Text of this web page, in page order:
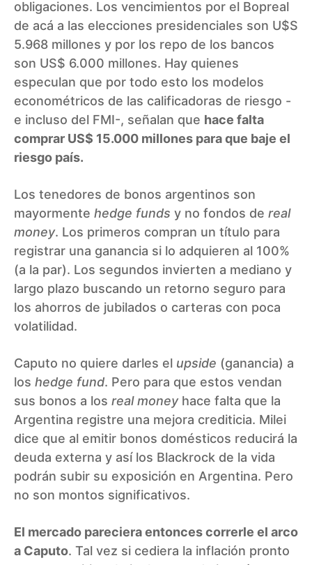
obligaciones. Los vencimientos por el Bopreal
de acá a las elecciones presidenciales son U$S
5.968 millones y por los repo de los bancos
son US$ 6.000 millones. Hay quienes
especulan que por todo esto los modelos
econométricos de las calificadoras de riesgo -
e incluso del FMI-, señalan que hace falta
comprar US$ 15.000 millones para que baje el
riesgo país.
Los tenedores de bonos argentinos son
mayormente hedge funds y no fondos de real
money. Los primeros compran un título para
registrar una ganancia si lo adquieren al 100%
(a la par). Los segundos invierten a mediano y
largo plazo buscando un retorno seguro para
los ahorros de jubilados o carteras con poca
volatilidad.
Caputo no quiere darles el upside (ganancia) a
los hedge fund. Pero para que estos vendan
sus bonos a los real moneyhace falta que la
Argentina registre una mejora crediticia. Milei
dice que al emitir bonos domésticos reducirá la
deuda externa y así los Blackrock de la vida
podrán subir su exposición en Argentina. Pero
no son montos significativos.
El mercado pareciera entonces correrle el arco
a Caputo. Tal vez si cediera la inflación pronto